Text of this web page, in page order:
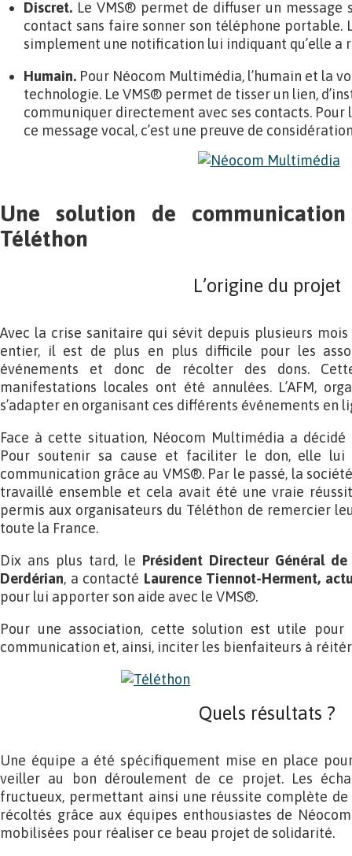
Discret. Le VMS® permet de diffuser un message
contact sans faire sonner son téléphone portable.
simplement une notification lui indiquant qu’elle a
Humain. Pour Néocom Multimédia, l’humain et la
technologie. Le VMS® permet de tisser un lien,
communiquer directement avec ses contacts. Pour
ce message vocal, c’est une preuve de
Une solution de
Téléthon
L’origine du projet
Avec la crise sanitaire qui sévit depuis plusieurs
entier, il est de plus en plus difficile pour les
événements et donc de récolter des dons.
manifestations locales ont été annulées. L’AFM,
s’adapter en organisant ces différents événements en
Face à cette situation, Néocom Multimédia a décidé
Pour soutenir sa cause et faciliter le don, elle
communication grâce au VMS®. Par le passé, la
travaillé ensemble et cela avait été une vraie
permis aux organisateurs du Téléthon de remercier
toute la France.
Dix ans plus tard, le Président Directeur Général
Derdérian, a contacté Laurence Tiennot-Herment,
pour lui apporter son aide avec le VMS®.
Pour une association, cette solution est utile pour
communication et, ainsi, inciter les bienfaiteurs à
Quels résultats ?
Une équipe a été spécifiquement mise en place
veiller au bon déroulement de ce projet. Les
fructueux, permettant ainsi une réussite complète
récoltés grâce aux équipes enthousiastes de
mobilisées pour réaliser ce beau projet de solidarité.